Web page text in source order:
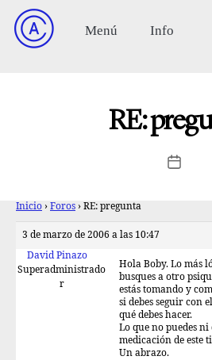
RE:
Inicio › Foros › RE: pregunta
3 de marzo de 2006 a las 10:47
David Pinazo
Superadministrado
r
Hola Boby. Lo más
busques a otro
estás tomando y
si debes seguir con
qué debes hacer.
Lo que no puedes ni
medicación de este
Un abrazo.